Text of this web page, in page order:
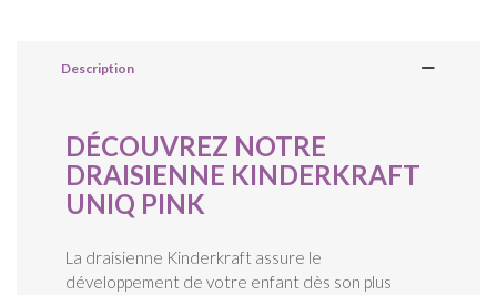
Description
DÉCOUVREZ NOTRE
DRAISIENNE KINDERKRAFT
UNIQ PINK
La draisienne Kinderkraft assure le
développement de votre enfant dès son plus